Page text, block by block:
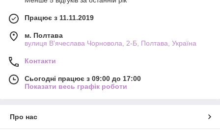
Працює з 11.11.2019
м. Полтава
вулиця В'ячеслава Чорновола, 2-Б, Полтава, Україна
Контакти
Сьогодні працює з 09:00 до 17:00
Показати весь графік роботи
Про нас